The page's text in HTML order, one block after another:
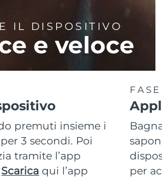
IL DISPOSITIVO
e veloce
premuti insieme i
3 secondi. Poi
tramite l’app
Scarica qui l’app
per